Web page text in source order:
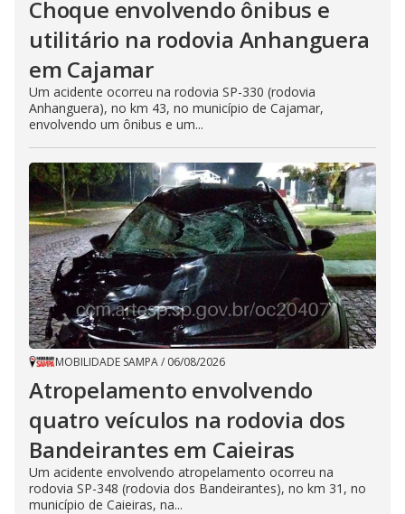
Choque envolvendo ônibus e
utilitário na rodovia Anhanguera
em Cajamar
Um acidente ocorreu na rodovia SP-330 (rodovia
Anhanguera), no km 43, no município de Cajamar,
envolvendo um ônibus e um...
MOBILIDADE SAMPA/ 06/08/2026
Atropelamento envolvendo
quatro veículos na rodovia dos
Bandeirantes em Caieiras
Um acidente envolvendo atropelamento ocorreu na
rodovia SP-348 (rodovia dos Bandeirantes), no km 31, no
município de Caieiras, na...